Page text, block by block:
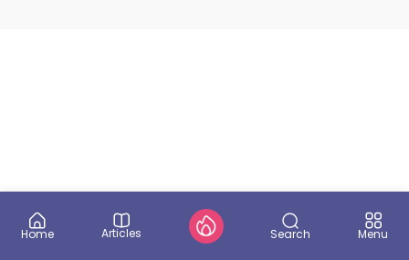
Home Articles Search Menu